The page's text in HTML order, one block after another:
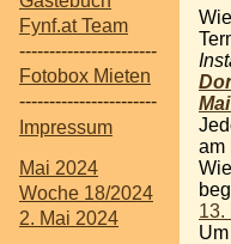
Fynf.at Team
-----------------------
Fotobox Mieten
-----------------------
Impressum
Mai 2024
Woche 18/2024
2. Mai 2024
am
13.